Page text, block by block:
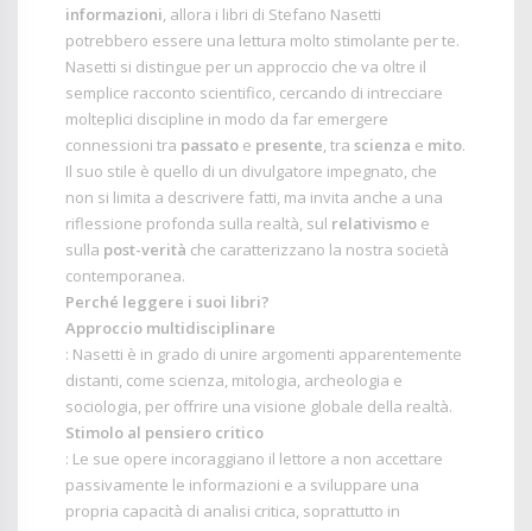
informazioni, allora i libri di Stefano Nasetti
potrebbero essere una lettura molto stimolante per te.
Nasetti si distingue per un approccio che va oltre il
semplice racconto scientifico, cercando di intrecciare
molteplici discipline in modo da far emergere
connessioni tra passato e presente, tra scienza e mito.
Il suo stile è quello di un divulgatore impegnato, che
non si limita a descrivere fatti, ma invita anche a una
riflessione profonda sulla realtà, sul relativismo e
sulla post-verità che caratterizzano la nostra società
contemporanea.
Perché leggere i suoi libri?
Approccio multidisciplinare
: Nasetti è in grado di unire argomenti apparentemente
distanti, come scienza, mitologia, archeologia e
sociologia, per offrire una visione globale della realtà.
Stimolo al pensiero critico
: Le sue opere incoraggiano il lettore a non accettare
passivamente le informazioni e a sviluppare una
propria capacità di analisi critica, soprattutto in